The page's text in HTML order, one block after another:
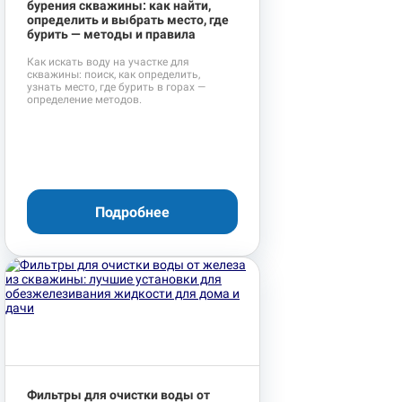
бурения скважины: как найти,
определить и выбрать место, где
бурить — методы и правила
Как искать воду на участке для
скважины: поиск, как определить,
узнать место, где бурить в горах —
определение методов.
Подробнее
Фильтры для очистки воды от